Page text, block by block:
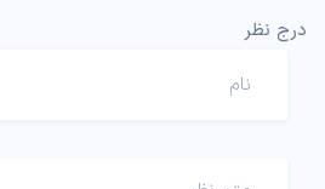
درج نظر